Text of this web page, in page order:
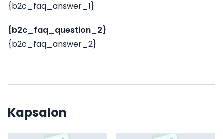
{b2c_faq_answer_1}
{b2c_faq_question_2}
{b2c_faq_answer_2}
Kapsalon